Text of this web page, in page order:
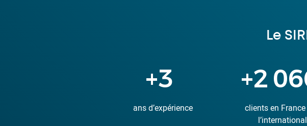
Le
+11
ans d’expérience
+6
clients en
l’international